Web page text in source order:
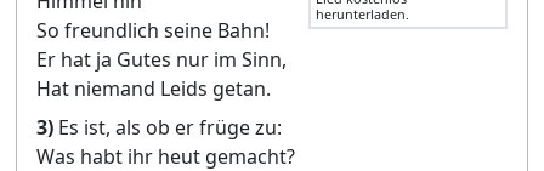
herunterladen.
So freundlich seine Bahn!
Er hat ja Gutes nur im Sinn,
Hat niemand Leids getan.
3) Es ist, als ob er früge zu:
Was habt ihr heut gemacht?